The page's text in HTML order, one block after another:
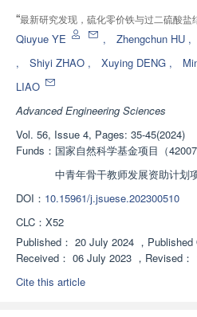
“最新研究发现，硫化零价铁与过二硫酸盐
污染物。”
Qiuyue YE , Zhengchun HU ,
,
Shiyi ZHAO , Xuying DENG ,
LIAO
Advanced Engineering Sciences
Vol. 56, Issue 4, Pages: 35-45(2024)
Funds： 国家自然科学基金项目（
中青年骨干教师发展资助计划
DOI： 10.15961/j.jsuese.202300510
CLC： X52
Published： 20 July 2024 ， Published
Received： 06 July 2023 ， Revised：
Cite this article